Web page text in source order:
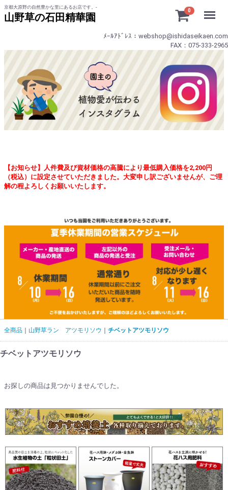
京都大原野の自然豊かな里にあるお店です。-
山野草の石田精華園
0
ﾒｰﾙｱﾄﾞﾚｽ：webshop@ishidaseikaen.com
FAX：075-333-2965
【お知らせ】人件費及び資材価格の高騰により最低購入価格を2,200円
（税込）に設定させていただきました。大変申し訳ございませんが、ご理
解の程よろしくお願いいたします。
全商品 山野草ラン アツモリソウ チベットアツモリソウ
チベットアツモリソウ
お探しの商品は見つかりませんでした。